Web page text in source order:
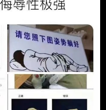
件就能買了 當時 陳時
慈濟的聲望， 無法找到
找DPP再找陳時中，會
，慈濟那社會地位 找幾
不會是多難的事啊 為什
… 慈濟基金會是笨蛋還